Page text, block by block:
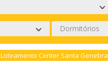
Loteamento Center Santa